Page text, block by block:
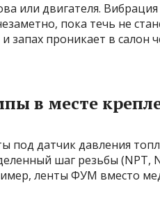
или двигателя.
пока течь не
запах проникает в салон
в месте
под датчик давления
шаг резьбы (NPT,
ленты ФУМ вместо